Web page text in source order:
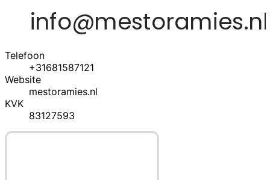
Telefoon
+31681587121
Website
mestoramies.nl
KVK
83127593